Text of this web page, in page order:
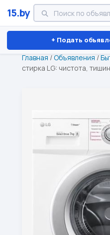
15.by
+ Подать
Минск Витебск
Главная /Объявления /
стирка LG: чистота,